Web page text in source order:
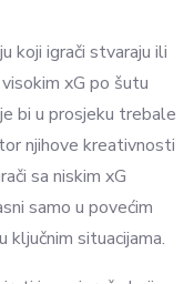
koji igrači stvaraju ili
xG po šutu
bi u prosjeku trebale
njihove kreativnosti
sa niskim xG
samo u povećim
ključnim situacijama.